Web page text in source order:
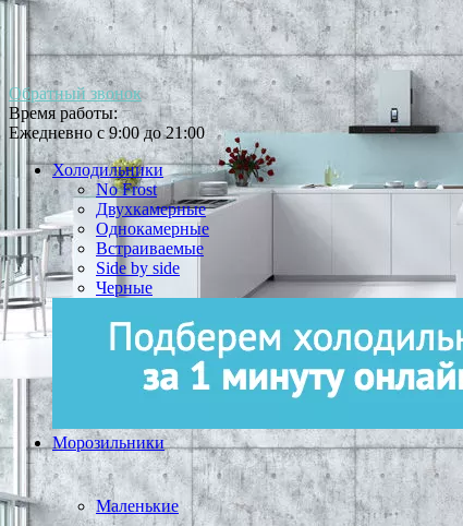
Обратный звонок
Время работы:
Ежедневно с 9:00 до 21:00
Холодильники
No Frost
Двухкамерные
Однокамерные
Встраиваемые
Side by side
Черные
Морозильники
Маленькие